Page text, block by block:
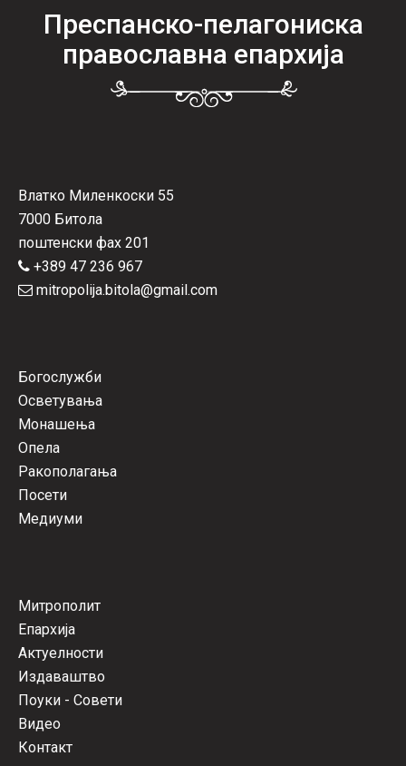
Преспанско-пелагониска
православна епархија
Влатко Миленкоски 55
7000 Битола
поштенски фах 201
+389 47 236 967
mitropolija.bitola@gmail.com
Богослужби
Осветувања
Монашења
Опела
Ракополагања
Посети
Медиуми
Митрополит
Епархија
Актуелности
Издаваштво
Поуки - Совети
Видео
Контакт